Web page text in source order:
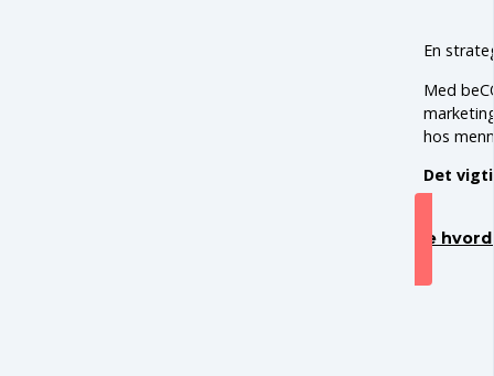
En
Med
hos
Det
Se